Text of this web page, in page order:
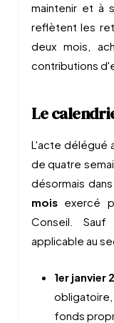
maintenir et à
reflètent les
deux mois,
contributions
Le
L'acte délégué
de quatre
désormais
mois exercé
Conseil.
applicable au
1er janvier
obligatoire,
fonds